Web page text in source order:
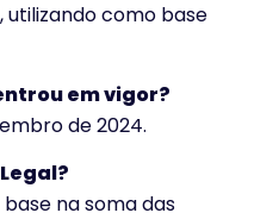
como base
em vigor?
de 2024.
na soma das